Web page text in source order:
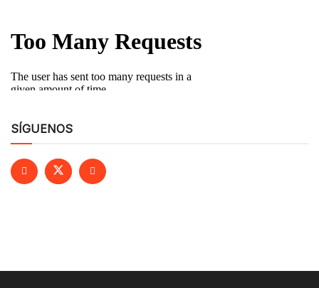
SÍGUENOS